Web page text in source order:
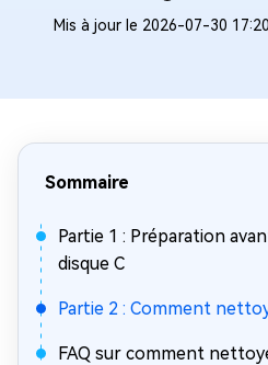
Mis à jour le 2026-07-30
Sommaire
Partie 1 : Préparation
disque C
Partie 2 : Comment
FAQ sur comment